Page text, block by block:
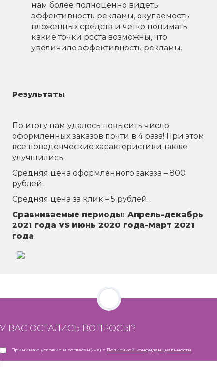
нам более полноценно видеть
эффективность рекламы, окупаемость
вложенных средств и четко понимать
какие точки роста возможны, что
увеличило эффективность рекламы.
Результаты
По итогу нам удалось повысить число
оформленных заказов почти в 4 раза! При этом
все поведенческие характеристики также
улучшились.
Средняя цена оформленного заказа – 800
рублей.
Средняя цена за клик – 5 рублей.
Сравниваемые периоды: Апрель-декабрь
2021 года VS Июнь 2020 года-Март 2021
года
У ВАС ОСТАЛИСЬ ВОПРОСЫ?
Принимаю условия и согласен(-на) с Политикой конфиденциальности